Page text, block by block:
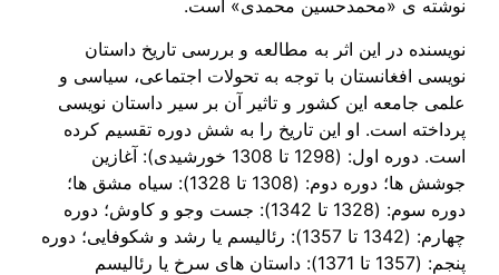
نوشته ی «محمدحسین محمدی» است.
نویسنده در این اثر به مطالعه و بررسی تاریخ داستان
نویسی افغانستان با توجه به تحولات اجتماعی، سیاسی و
علمی جامعه این کشور و تاثیر آن بر سیر داستان نویسی
پرداخته است. او این تاریخ را به شش دوره تقسیم کرده
است. دوره اول: (1298 تا 1308 خورشیدی): آغازین
جوشش ها؛ دوره دوم: (1308 تا 1328): سیاه مشق ها؛
دوره سوم: (1328 تا 1342): جست وجو و کاوش؛ دوره
چهارم: (1342 تا 1357): رئالیسم یا رشد و شکوفایی؛ دوره
پنجم: (1357 تا 1371): داستان های سرخ یا رئالیسم